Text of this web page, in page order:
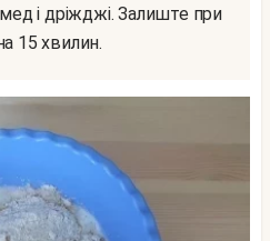
15 хвилин.